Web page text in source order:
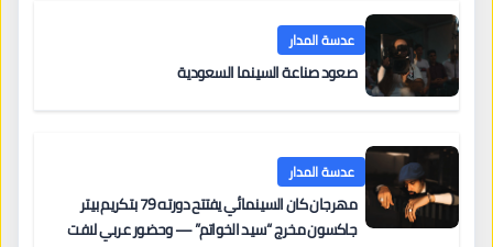
عدسة المدار
صعود صناعة السينما السعودية
عدسة المدار
مهرجان كان السينمائي يفتتح دورته 79 بتكريم بيتر
جاكسون مخرج “سيد الخواتم” — وحضور عربي لافت